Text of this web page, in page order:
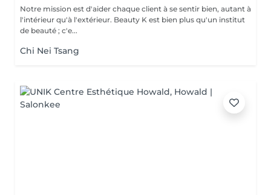
Notre mission est d'aider chaque client à se sentir bien, autant à
l'intérieur qu'à l'extérieur. Beauty K est bien plus qu'un institut
de beauté ; c'e...
Chi Nei Tsang